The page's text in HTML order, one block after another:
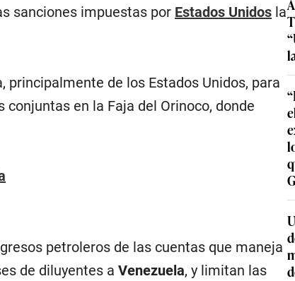
sanciones impuestas por Estados Unidos la
de los Estados Unidos, para
en la Faja del Orinoco, donde
petroleros de las cuentas que maneja
de diluyentes aVenezuela, y limitan las